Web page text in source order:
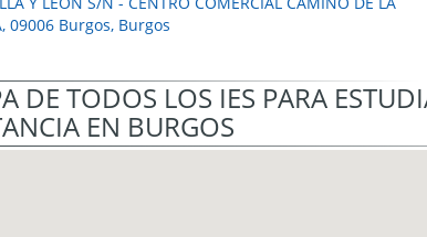
09006 Burgos, Burgos
DE TODOS LOS IES PARA
EN BURGOS